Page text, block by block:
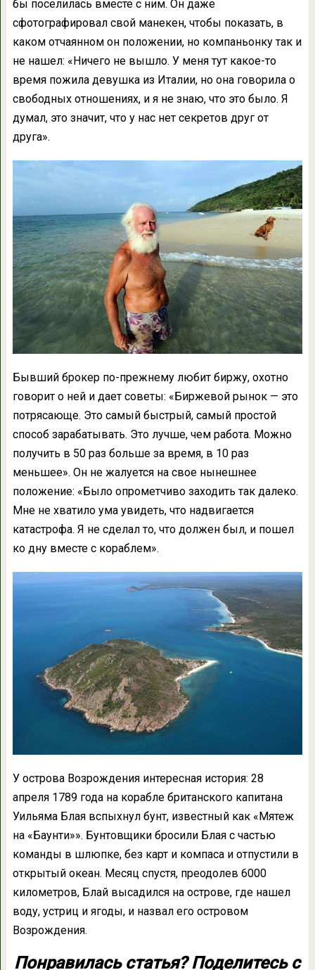
бы поселилась вместе с ним. Он даже
сфотографировал свой манекен, чтобы показать, в
каком отчаянном он положении, но компаньонку так и
не нашел: «Ничего не вышло. У меня тут какое-то
время пожила девушка из Италии, но она говорила о
свободных отношениях, и я не знаю, что это было. Я
думал, это значит, что у нас нет секретов друг от
друга».
Бывший брокер по-прежнему любит биржу, охотно
говорит о ней и дает советы: «Биржевой рынок — это
потрясающе. Это самый быстрый, самый простой
способ зарабатывать. Это лучше, чем работа. Можно
получить в 50 раз больше за время, в 10 раз
меньшее». Он не жалуется на свое нынешнее
положение: «Было опрометчиво заходить так далеко.
Мне не хватило ума увидеть, что надвигается
катастрофа. Я не сделал то, что должен был, и пошел
ко дну вместе с кораблем».
У острова Возрождения интересная история: 28
апреля 1789 года на корабле британского капитана
Уильяма Блая вспыхнул бунт, известный как «Мятеж
на «Баунти»». Бунтовщики бросили Блая с частью
команды в шлюпке, без карт и компаса и отпустили в
открытый океан. Месяц спустя, преодолев 6000
километров, Блай высадился на острове, где нашел
воду, устриц и ягоды, и назвал его островом
Возрождения.
Понравилась статья? Поделитесь с